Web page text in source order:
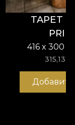
TAPET
416 x 300
315,13